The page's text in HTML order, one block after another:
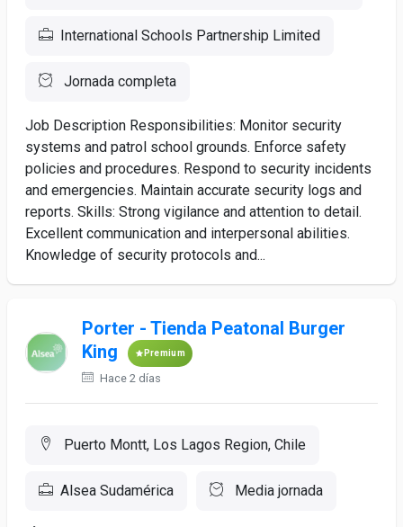
International Schools Partnership Limited
Jornada completa
Job Description Responsibilities: Monitor security
systems and patrol school grounds. Enforce safety
policies and procedures. Respond to security incidents
and emergencies. Maintain accurate security logs and
reports. Skills: Strong vigilance and attention to detail.
Excellent communication and interpersonal abilities.
Knowledge of security protocols and...
Porter - Tienda Peatonal Burger
King
Premium
Hace 2 días
Puerto Montt, Los Lagos Region, Chile
Alsea Sudamérica Media jornada